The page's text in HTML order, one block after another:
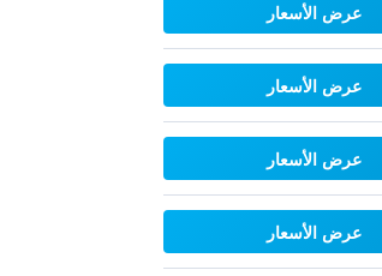
عرض الأسعار
عرض الأسعار
عرض الأسعار
عرض الأسعار